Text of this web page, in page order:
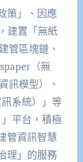
策」、因應
建置「無紙
管區塊鏈、
（無
訊模型）、
系統）」等
平台，積極
管資訊智慧
理」的服務